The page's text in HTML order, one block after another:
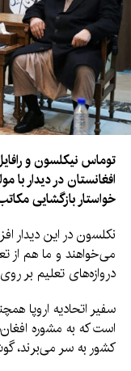
توماس نیکلسون و
افغانستان در دیدار با
خواستار بازگشایی
نکلسون در این دیدار
می‌خواهند و ما هم از
دروازه‌های تعلیم بر
سفیر اتحادیه اروپا
است که به مشوره‌
کشور به سر می‌برند،